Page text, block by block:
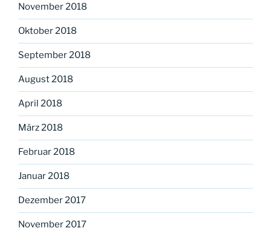
November 2018
Oktober 2018
September 2018
August 2018
April 2018
März 2018
Februar 2018
Januar 2018
Dezember 2017
November 2017